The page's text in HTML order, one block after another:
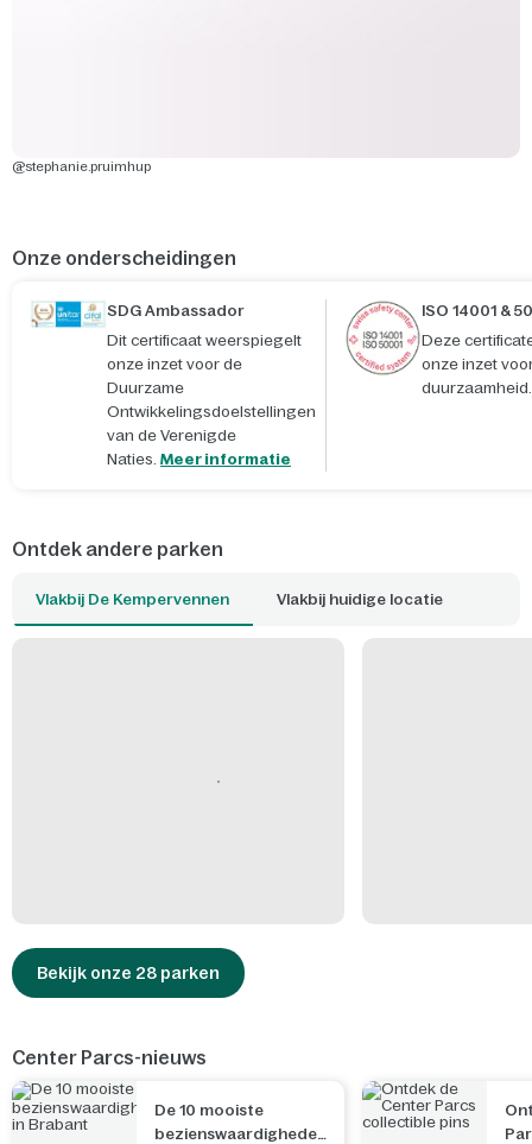
@stephanie.pruimhup
Onze onderscheidingen
SDG Ambassador
Dit certificaat weerspiegelt
onze inzet voor de
Duurzame
Ontwikkelingsdoelstellingen
van de Verenigde
Naties. Meer informatie
ISO 14001 &
Deze
onze inzet
duurzaamheid.
Ontdek andere parken
Vlakbij De Kempervennen Vlakbij huidige locatie
Bekijk onze 28 parken
Center Parcs-nieuws
De 10 mooiste
bezienswaardigheden